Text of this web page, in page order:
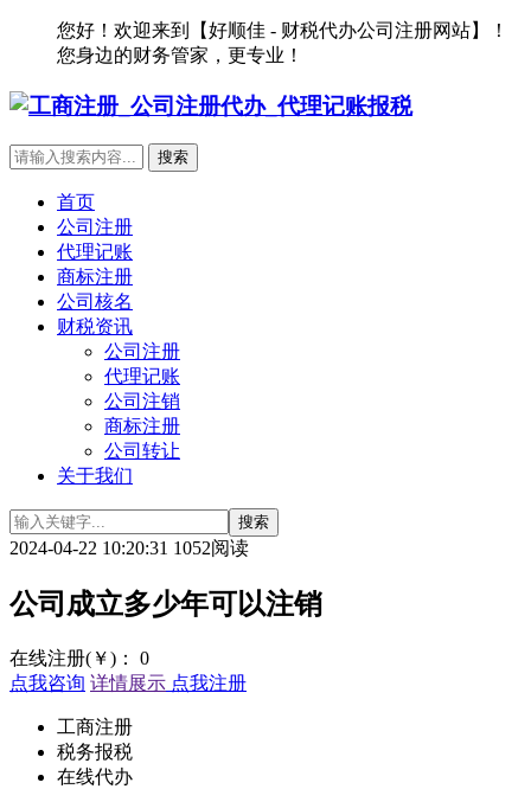
您好！欢迎来到【好顺佳 - 财税代办公司注册网站】！
您身边的财务管家，更专业！
首页
公司注册
代理记账
商标注册
公司核名
财税资讯
公司注册
代理记账
公司注销
商标注册
公司转让
关于我们
2024-04-22 10:20:31 1052阅读
公司成立多少年可以注销
在线注册(￥)：
0
点我咨询 详情展示 点我注册
工商注册
税务报税
在线代办